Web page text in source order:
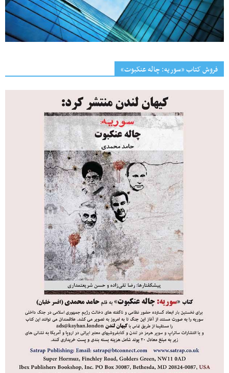
فروش کتاب «سوریه: چاله عنکبوت»